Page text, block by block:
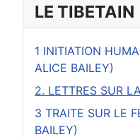
LE TIBETAIN
1 INITIATION
ALICE BAILEY)
2. LETTRES SUR
3 TRAITE SUR LE
BAILEY)